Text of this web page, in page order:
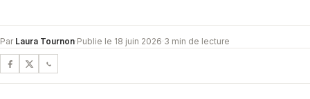
Par Laura Tournon·Publie le 18 juin 2026·3 min de lecture